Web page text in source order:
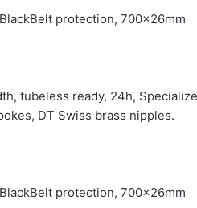
protection, 700x26mm
tubeless ready, 24h,
DT Swiss brass nipples.
protection, 700x26mm